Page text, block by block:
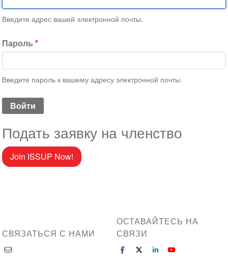
Введите адрес вашей электронной почты.
Пароль
Введите пароль к вашему адресу электронной почты.
Подать заявку на членство
Join ISSUP Now!
СВЯЗАТЬСЯ С НАМИ
ОСТАВАЙТЕСЬ НА
СВЯЗИ